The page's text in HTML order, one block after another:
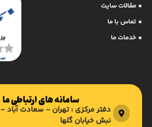
مقالات سایت
تماس با ما
خدمات ما
سامانه های ارتباطی ما
دفتر مرکزی : تهران - سعادت آباد
نبش خیابان گلها